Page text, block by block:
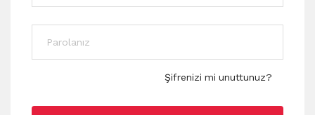
Şifrenizi mi unuttunuz?